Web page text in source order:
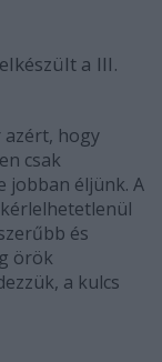
a III.
azért, hogy
csak
jobban éljünk. A
és
örök
a kulcs